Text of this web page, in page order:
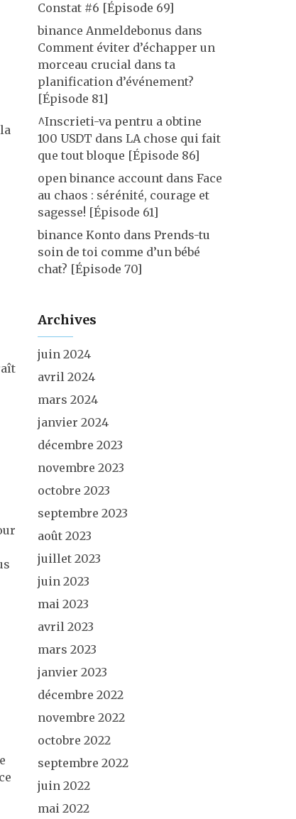
Constat #6 [Épisode 69]
binance Anmeldebonus dans
Comment éviter d’échapper un
morceau crucial dans ta
planification d’événement?
[Épisode 81]
^Inscrieti-va pentru a obtine
100 USDT dans LA chose qui fait
que tout bloque [Épisode 86]
open binance accountdans Face
au chaos : sérénité, courage et
sagesse! [Épisode 61]
binance Konto dans Prends-tu
soin de toi comme d’un bébé
chat? [Épisode 70]
Archives
juin 2024
avril 2024
mars 2024
janvier 2024
décembre 2023
novembre 2023
octobre 2023
septembre 2023
août 2023
juillet 2023
juin 2023
mai 2023
avril 2023
mars 2023
janvier 2023
décembre 2022
novembre 2022
octobre 2022
septembre 2022
juin 2022
mai 2022